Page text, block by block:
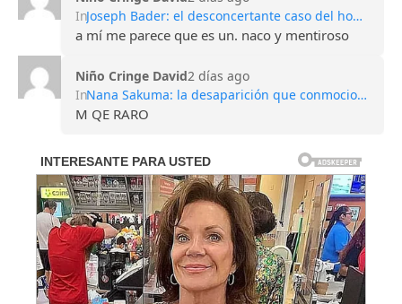
In
Joseph Bader: el desconcertante caso del hombre que perdió todos sus recuerdos
a mí me parece que es un. naco y mentiroso
Niño Cringe David2 días ago
In
Nana Sakuma: la desaparición que conmocionó Japón y sigue sin explicación
M QE RARO